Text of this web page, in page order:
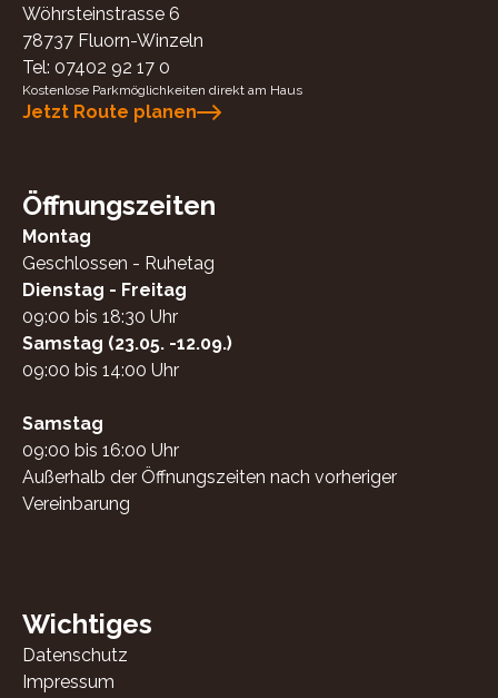
Wöhrsteinstrasse 6
78737 Fluorn-Winzeln
Tel: 07402 92 17 0
Kostenlose Parkmöglichkeiten direkt am Haus
Jetzt Route planen
Öffnungszeiten
Montag
Geschlossen - Ruhetag
Dienstag - Freitag
09:00 bis 18:30 Uhr
Samstag (23.05. -12.09.)
09:00 bis 14:00 Uhr
Samstag
09:00 bis 16:00 Uhr
Außerhalb der Öffnungszeiten nach vorheriger
Vereinbarung
Wichtiges
Datenschutz
Impressum